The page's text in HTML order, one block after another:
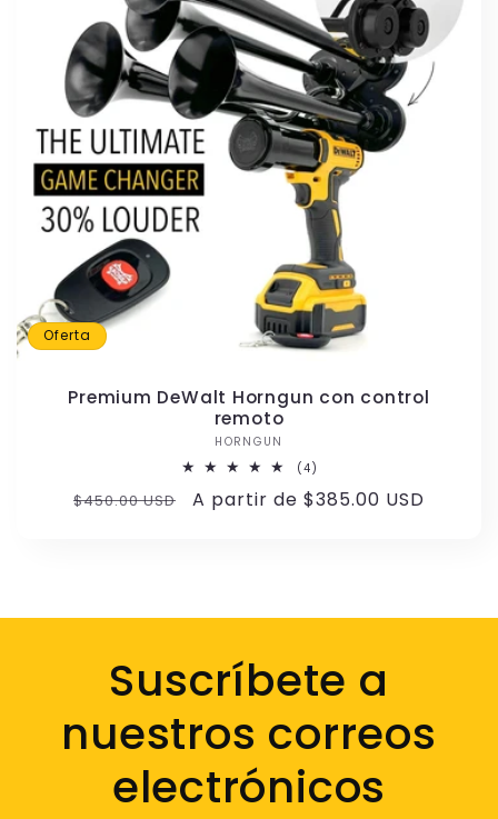
ó
n
Oferta
Premium DeWalt Horngun con control
remoto
Proveedor:
HORNGUN
(4)
totales
Precio
$450.00 USD
Precio
A partir de $385.00 USD
Suscríbete a
nuestros correos
electrónicos